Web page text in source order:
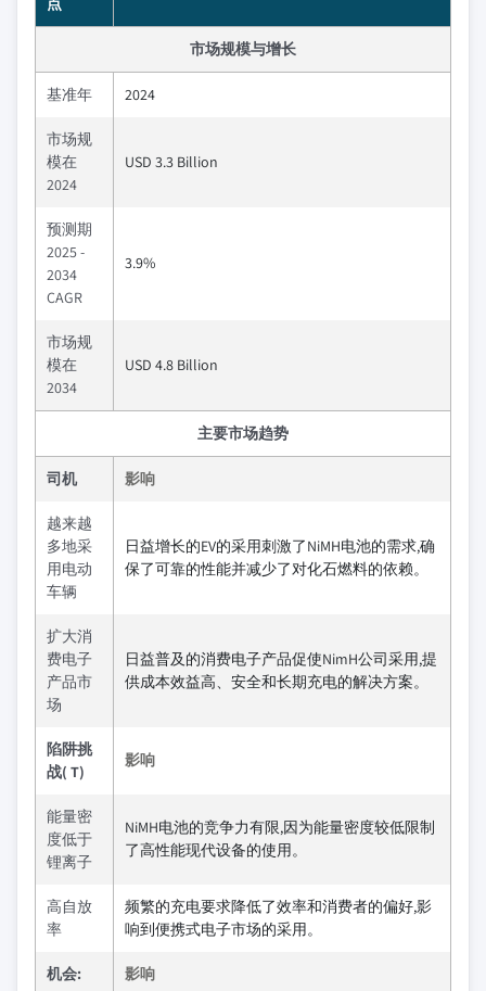
市场规模与增长
基准年 2024
市场规
模在
2024
USD 3.3 Billion
预测期
2025 -
2034
CAGR
3.9%
市场规
模在
2034
USD 4.8 Billion
主要市场趋势
司机 影响
越来越
多地采
用电动
车辆
日益增长的EV的采用刺激了NiMH电池的需求,确
保了可靠的性能并减少了对化石燃料的依赖。
扩大消
费电子
产品市
场
日益普及的消费电子产品促使NimH公司采用,提
供成本效益高、安全和长期充电的解决方案。
陷阱挑
战( T)
影响
能量密
度低于
锂离子
NiMH电池的竞争力有限,因为能量密度较低限制
了高性能现代设备的使用。
高自放
率
频繁的充电要求降低了效率和消费者的偏好,影
响到便携式电子市场的采用。
机会: 影响